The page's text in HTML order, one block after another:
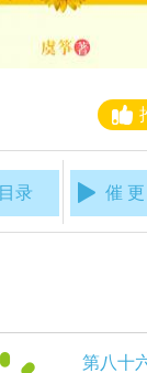
目录 催 更
第八十